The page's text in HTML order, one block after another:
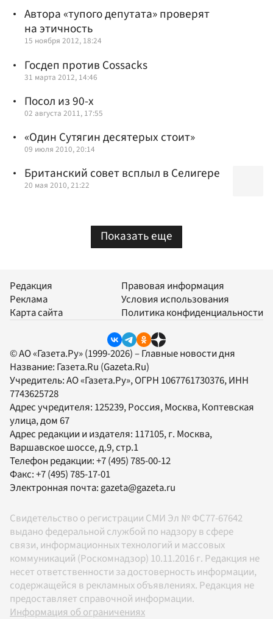
Автора «тупого депутата» проверят
на этичность
15 ноября 2012, 18:24
Госдеп против Cossacks
31 марта 2012, 14:46
Посол из 90-х
02 августа 2011, 17:55
«Один Сутягин десятерых стоит»
09 июля 2010, 20:14
Британский совет всплыл в Селигере
20 мая 2010, 21:22
Показать еще
Редакция
Реклама
Карта сайта
Правовая информация
Условия использования
Политика конфиденциальности
© АО «Газета.Ру» (1999-2026) – Главные новости дня
Название: Газета.Ru (Gazeta.Ru)
Учредитель:АО «Газета.Ру», ОГРН 1067761730376, ИНН
7743625728
Адрес учредителя: 125239, Россия, Москва, Коптевская
улица, дом 67
Адрес редакции и издателя: 117105, г. Москва,
Варшавское шоссе, д.9, стр.1
Телефон редакции:+7 (495) 785-00-12
Факс:+7 (495) 785-17-01
Электронная почта: gazeta@gazeta.ru
Свидетельство о регистрации СМИ Эл № ФС77-67642
выдано федеральной службой по надзору в сфере
связи, информационных технологий и массовых
коммуникаций (Роскомнадзор) 10.11.2016 г. Редакция не
несет ответственности за достоверность информации,
содержащейся в рекламных объявлениях. Редакция не
предоставляет справочной информации.
Информация об ограничениях